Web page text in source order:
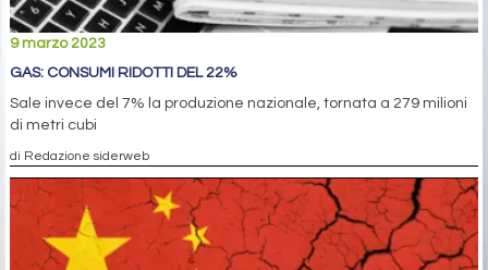
9 marzo 2023
GAS: CONSUMI RIDOTTI DEL 22%
Sale invece del 7% la produzione nazionale, tornata a 279 milioni
di metri cubi
di Redazione siderweb